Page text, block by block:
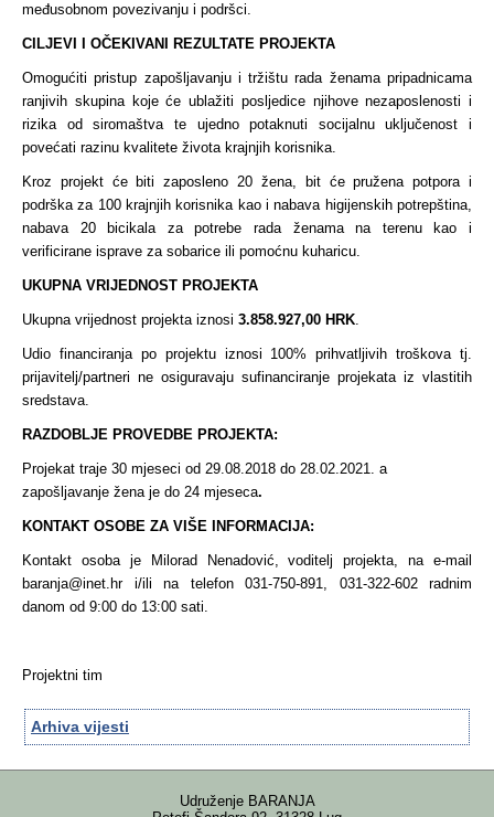
međusobnom povezivanju i podršci.
CILJEVI I OČEKIVANI REZULTATE PROJEKTA
Omogućiti pristup zapošljavanju i tržištu rada ženama pripadnicama
ranjivih skupina koje će ublažiti posljedice njihove nezaposlenosti i
rizika od siromaštva te ujedno potaknuti socijalnu uključenost i
povećati razinu kvalitete života krajnjih korisnika.
Kroz projekt će biti zaposleno 20 žena, bit će pružena potpora i
podrška za 100 krajnjih korisnika kao i nabava higijenskih potrepština,
nabava 20 bicikala za potrebe rada ženama na terenu kao i
verificirane isprave za sobarice ili pomoćnu kuharicu.
UKUPNA VRIJEDNOST PROJEKTA
Ukupna vrijednost projekta iznosi 3.858.927,00 HRK.
Udio financiranja po projektu iznosi 100% prihvatljivih troškova tj.
prijavitelj/partneri ne osiguravaju sufinanciranje projekata iz vlastitih
sredstava.
RAZDOBLJE PROVEDBE PROJEKTA:
Projekat traje 30 mjeseci od 29.08.2018 do 28.02.2021. a
zapošljavanje žena je do 24 mjeseca.
KONTAKT OSOBE ZA VIŠE INFORMACIJA:
Kontakt osoba je Milorad Nenadović, voditelj projekta, na e-mail
baranja@inet.hr i/ili na telefon 031-750-891, 031-322-602 radnim
danom od 9:00 do 13:00 sati.
Projektni tim
Arhiva vijesti
Udruženje BARANJA